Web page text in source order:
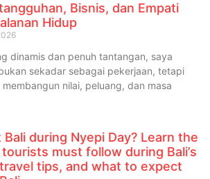
Bisnis, dan Empati
Hidup
dinamis dan penuh tantangan, saya
sekadar sebagai pekerjaan, tetapi
nilai, peluang, dan masa
during Nyepi Day? Learn the
must follow during Bali’s
tips, and what to expect